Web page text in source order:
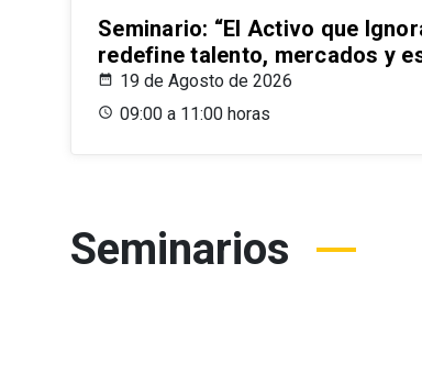
Seminario: “El Activo que
redefine talento, mercados y
19 de Agosto de 2026
09:00 a 11:00 horas
Seminarios